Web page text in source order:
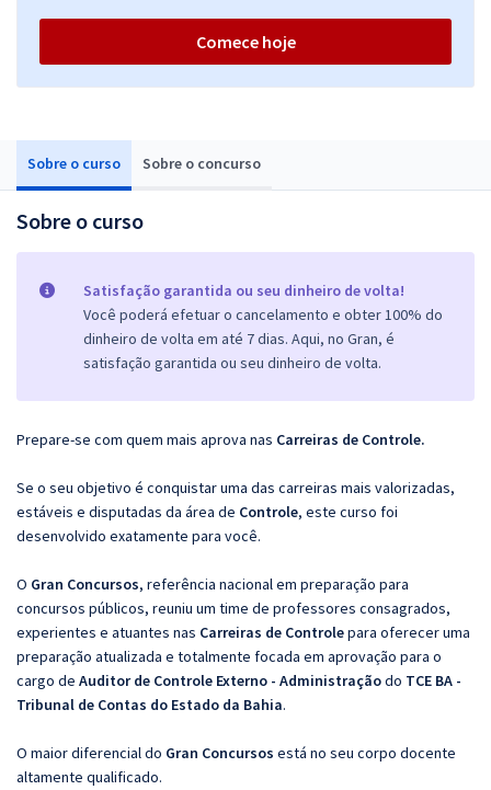
Sobre o curso Sobre o concurso
Sobre o curso
Satisfação garantida ou seu dinheiro de volta!
Você poderá efetuar o cancelamento e obter 100% do
dinheiro de volta em até 7 dias. Aqui, no Gran, é
satisfação garantida ou seu dinheiro de volta.
Prepare-se com quem mais aprova nas Carreiras de Controle.
Se o seu objetivo é conquistar uma das carreiras mais valorizadas,
estáveis e disputadas da área de Controle, este curso foi
desenvolvido exatamente para você.
O Gran Concursos, referência nacional em preparação para
concursos públicos, reuniu um time de professores consagrados,
experientes e atuantes nas Carreiras de Controlepara oferecer uma
preparação atualizada e totalmente focada em aprovação para o
cargo de Auditor de Controle Externo - Administraçãodo TCE BA -
Tribunal de Contas do Estado da Bahia.
O maior diferencial do Gran Concursos está no seu corpo docente
altamente qualificado.
Comece hoje